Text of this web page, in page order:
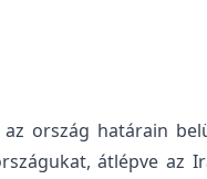
az ország határain
átlépve az